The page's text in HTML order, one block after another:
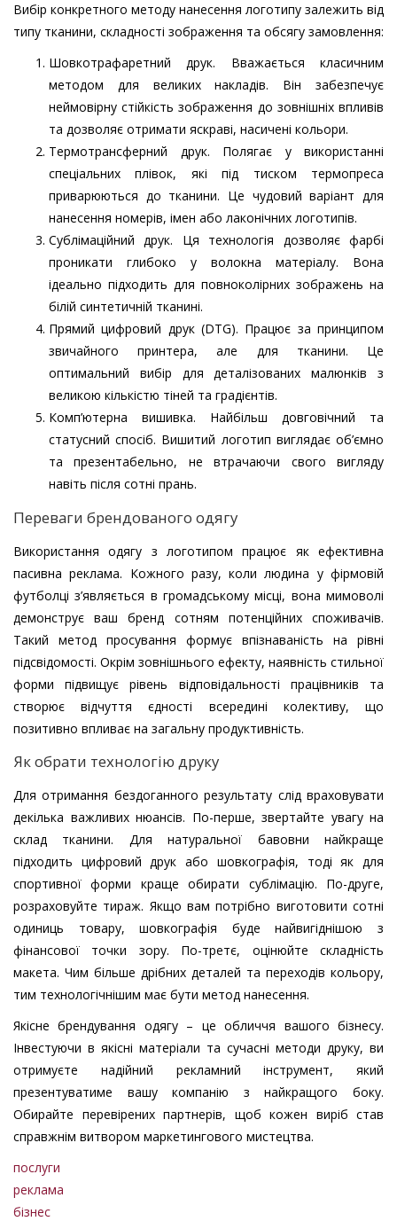
Вибір конкретного методу нанесення логотипу залежить від
типу тканини, складності зображення та обсягу замовлення:
Шовкотрафаретний друк. Вважається класичним
методом для великих накладів. Він забезпечує
неймовірну стійкість зображення до зовнішніх впливів
та дозволяє отримати яскраві, насичені кольори.
Термотрансферний друк. Полягає у використанні
спеціальних плівок, які під тиском термопреса
приварюються до тканини. Це чудовий варіант для
нанесення номерів, імен або лаконічних логотипів.
Сублімаційний друк. Ця технологія дозволяє фарбі
проникати глибоко у волокна матеріалу. Вона
ідеально підходить для повноколірних зображень на
білій синтетичній тканині.
Прямий цифровий друк (DTG). Працює за принципом
звичайного принтера, але для тканини. Це
оптимальний вибір для деталізованих малюнків з
великою кількістю тіней та градієнтів.
Комп’ютерна вишивка. Найбільш довговічний та
статусний спосіб. Вишитий логотип виглядає об’ємно
та презентабельно, не втрачаючи свого вигляду
навіть після сотні прань.
Переваги брендованого одягу
Використання одягу з логотипом працює як ефективна
пасивна реклама. Кожного разу, коли людина у фірмовій
футболці з’являється в громадському місці, вона мимоволі
демонструє ваш бренд сотням потенційних споживачів.
Такий метод просування формує впізнаваність на рівні
підсвідомості. Окрім зовнішнього ефекту, наявність стильної
форми підвищує рівень відповідальності працівників та
створює відчуття єдності всередині колективу, що
позитивно впливає на загальну продуктивність.
Як обрати технологію друку
Для отримання бездоганного результату слід враховувати
декілька важливих нюансів. По-перше, звертайте увагу на
склад тканини. Для натуральної бавовни найкраще
підходить цифровий друк або шовкографія, тоді як для
спортивної форми краще обирати сублімацію. По-друге,
розраховуйте тираж. Якщо вам потрібно виготовити сотні
одиниць товару, шовкографія буде найвигіднішою з
фінансової точки зору. По-третє, оцінюйте складність
макета. Чим більше дрібних деталей та переходів кольору,
тим технологічнішим має бути метод нанесення.
Якісне брендування одягу – це обличчя вашого бізнесу.
Інвестуючи в якісні матеріали та сучасні методи друку, ви
отримуєте надійний рекламний інструмент, який
презентуватиме вашу компанію з найкращого боку.
Обирайте перевірених партнерів, щоб кожен виріб став
справжнім витвором маркетингового мистецтва.
послуги
реклама
бізнес